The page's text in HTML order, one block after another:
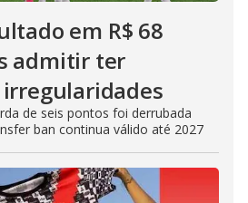
em R$ 68
admitir ter
de seis pontos foi derrubada
ban continua válido até 2027